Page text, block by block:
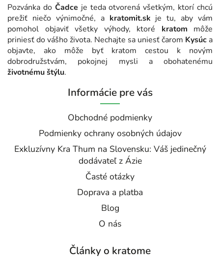
Pozvánka do Čadce je teda otvorená všetkým, ktorí chcú
prežiť niečo výnimočné, a kratomit.sk je tu, aby vám
pomohol objaviť všetky výhody, ktoré kratom môže
priniesť do vášho života. Nechajte sa uniesť čarom Kysúc a
objavte, ako môže byť kratom cestou k novým
dobrodružstvám, pokojnej mysli a obohatenému
životnému štýlu.
Informácie pre vás
Obchodné podmienky
Podmienky ochrany osobných údajov
Exkluzívny Kra Thum na Slovensku: Váš jedinečný
dodávateľ z Ázie
Časté otázky
Doprava a platba
Blog
O nás
Články o kratome